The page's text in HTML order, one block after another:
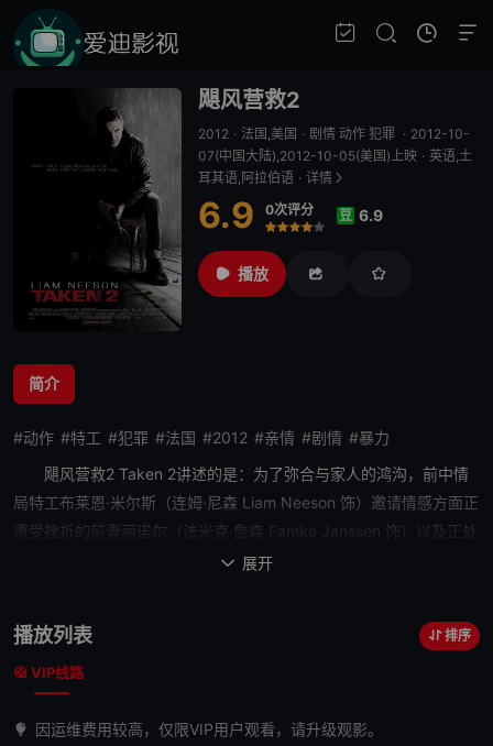
飓风营救2
2012 · 法国,美国 · 剧情 动作 犯罪 · 2012-10-
07(中国大陆),2012-10-05(美国)上映 · 英语,土
耳其语,阿拉伯语 · 详情
6.9 0次评分
很差
较差
还行推荐力荐
豆 6.9
播放
简介
#动作 #特工 #犯罪 #法国 #2012 #亲情 #剧情 #暴力
飓风营救2 Taken 2讲述的是：为了弥合与家人的鸿沟，前中情
局特工布莱恩·米尔斯（连姆·尼森 Liam Neeson 饰）邀请情感方面正
遭受挫折的前妻丽诺尔（法米克·詹森 Famke Janssen 饰）以及正处
在青春期的女儿小金（玛姬·格蕾斯 Maggie Grace 饰）前往伊斯坦
最后被追捕的对象。而这一切始于布莱恩当初捣毁阿尔巴尼亚黑帮，
当初埋下的仇恨种子生根发芽，围着一家人带来前所未有的灾难。身
边他也想方设法摆脱匪徒的控制。生死攸关，刻不容缓……
 展开
播放列表 排序
VIP线路
因运维费用较高，仅限VIP用户观看，请升级观影。